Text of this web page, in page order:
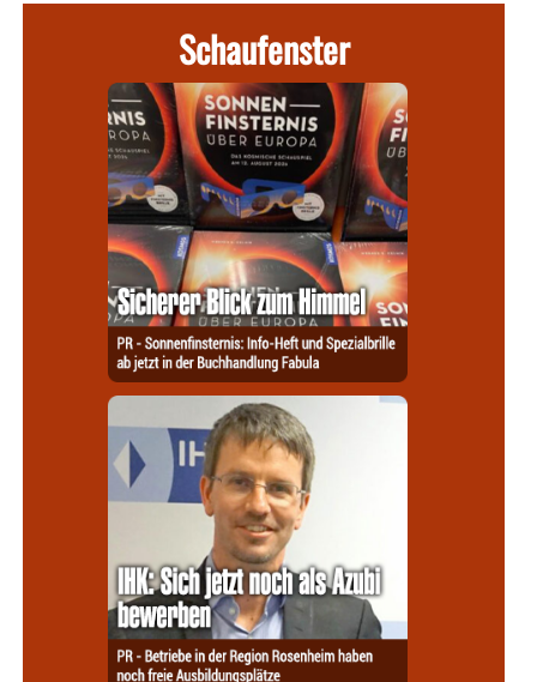
Schaufenster